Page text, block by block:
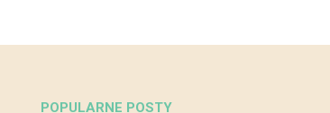
POPULARNE POSTY